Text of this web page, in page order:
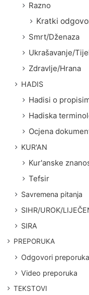
Razno
Kratki
Smrt/Dženaza
Ukrašavanje/
Zdravlje/Hrana
HADIS
Hadisi o
Hadiska
Ocjena
KUR'AN
Kur'anske
Tefsir
Savremena pitanja
SIHR/UROK/
SIRA
PREPORUKA
Odgovori preporuka
Video preporuka
TEKSTOVI